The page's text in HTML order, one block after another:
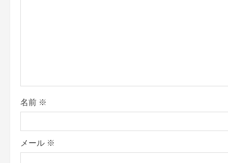
名前 ※
メール ※